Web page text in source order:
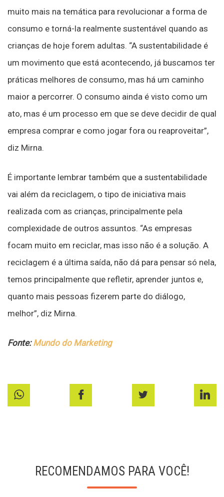
muito mais na temática para revolucionar a forma de
consumo e torná-la realmente sustentável quando as
crianças de hoje forem adultas. “A sustentabilidade é
um movimento que está acontecendo, já buscamos ter
práticas melhores de consumo, mas há um caminho
maior a percorrer. O consumo ainda é visto como um
ato, mas é um processo em que se deve decidir de qual
empresa comprar e como jogar fora ou reaproveitar”,
diz Mirna.
É importante lembrar também que a sustentabilidade
vai além da reciclagem, o tipo de iniciativa mais
realizada com as crianças, principalmente pela
complexidade de outros assuntos. “As empresas
focam muito em reciclar, mas isso não é a solução. A
reciclagem é a última saída, não dá para pensar só nela,
temos principalmente que refletir, aprender juntos e,
quanto mais pessoas fizerem parte do diálogo,
melhor”, diz Mirna.
Fonte:Mundo do Marketing
RECOMENDAMOS PARA VOCÊ!